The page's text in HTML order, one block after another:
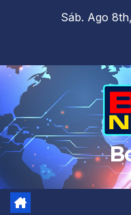
Sáb. Ago